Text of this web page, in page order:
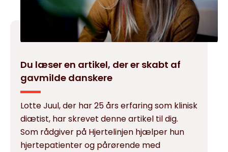
Du læser en artikel, der er skabt af
gavmilde danskere
Lotte Juul, der har 25 års erfaring som klinisk
diætist, har skrevet denne artikel til dig.
Som rådgiver på Hjertelinjen hjælper hun
hjertepatienter og pårørende med